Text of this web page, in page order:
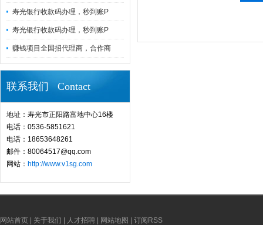
寿光银行收款码办理，秒到账P
寿光银行收款码办理，秒到账P
赚钱项目全国招代理商，合作商
联系我们 Contact
地址：寿光市正阳路富地中心16楼
电话：0536-5851621
电话：18653648261
邮件：80064517@qq.com
网站： http://www.v1sg.com
网站首页 关于我们 人才招聘 网站地图
订阅RSS